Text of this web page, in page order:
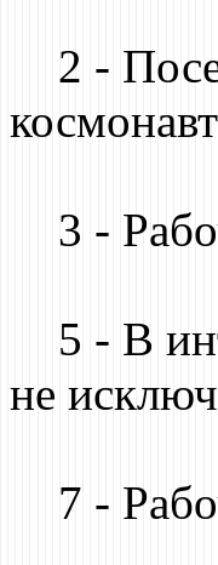
2 -
3 -
5 - В
не
7 -